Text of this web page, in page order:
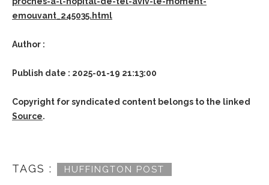
emouvant_245035.html
Author :
Publish date : 2025-01-19 21:13:00
Copyright for syndicated content belongs to the linked
Source.
TAGS : HUFFINGTON POST